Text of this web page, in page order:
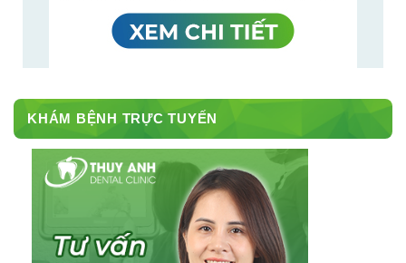
KHÁM BỆNH TRỰC TUYẾN